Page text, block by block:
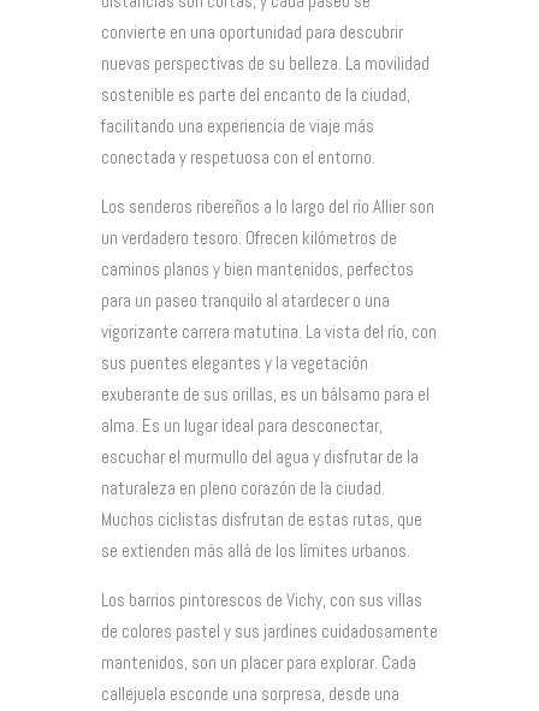
convierte en una oportunidad para descubrir
nuevas perspectivas de su belleza. La movilidad
sostenible es parte del encanto de la ciudad,
facilitando una experiencia de viaje más
conectada y respetuosa con el entorno.
Los senderos ribereños a lo largo del río Allier son
un verdadero tesoro. Ofrecen kilómetros de
caminos planos y bien mantenidos, perfectos
para un paseo tranquilo al atardecer o una
vigorizante carrera matutina. La vista del río, con
sus puentes elegantes y la vegetación
exuberante de sus orillas, es un bálsamo para el
alma. Es un lugar ideal para desconectar,
escuchar el murmullo del agua y disfrutar de la
naturaleza en pleno corazón de la ciudad.
Muchos ciclistas disfrutan de estas rutas, que
se extienden más allá de los límites urbanos.
Los barrios pintorescos de Vichy, con sus villas
de colores pastel y sus jardines cuidadosamente
mantenidos, son un placer para explorar. Cada
callejuela esconde una sorpresa, desde una